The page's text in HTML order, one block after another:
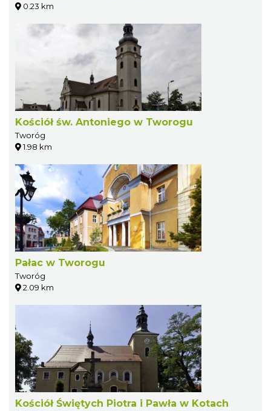
0.23 km
Kościół św. Antoniego w Tworogu
Tworóg
1.98 km
Pałac w Tworogu
Tworóg
2.09 km
Kościół Świętych Piotra i Pawła w Kotach